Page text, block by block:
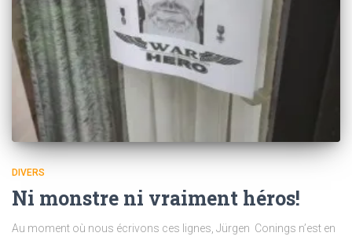
DIVERS
Ni monstre ni vraiment héros!
Au moment où nous écrivons ces lignes, Jürgen Conings n’est en